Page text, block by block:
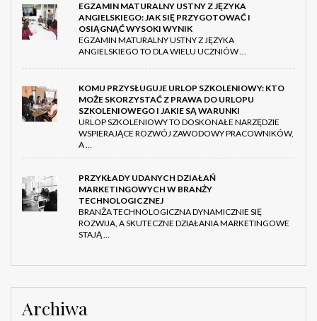
EGZAMIN MATURALNY USTNY Z JĘZYKA
ANGIELSKIEGO: JAK SIĘ PRZYGOTOWAĆ I
OSIĄGNĄĆ WYSOKI WYNIK
EGZAMIN MATURALNY USTNY Z JĘZYKA
ANGIELSKIEGO TO DLA WIELU UCZNIÓW …
KOMU PRZYSŁUGUJE URLOP SZKOLENIOWY: KTO
MOŻE SKORZYSTAĆ Z PRAWA DO URLOPU
SZKOLENIOWEGO I JAKIE SĄ WARUNKI
URLOP SZKOLENIOWY TO DOSKONAŁE NARZĘDZIE
WSPIERAJĄCE ROZWÓJ ZAWODOWY PRACOWNIKÓW,
A …
PRZYKŁADY UDANYCH DZIAŁAŃ
MARKETINGOWYCH W BRANŻY
TECHNOLOGICZNEJ
BRANŻA TECHNOLOGICZNA DYNAMICZNIE SIĘ
ROZWIJA, A SKUTECZNE DZIAŁANIA MARKETINGOWE
STAJĄ …
Archiwa